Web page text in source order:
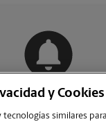
y Cookies
tecnologías similares